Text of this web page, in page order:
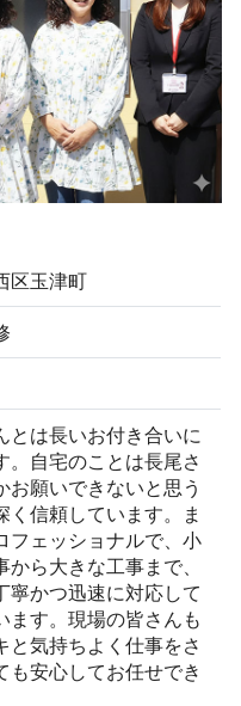
区玉津町
とは長いお付き合いに
。自宅のことは長尾さ
お願いできないと思う
く信頼しています。ま
フェッショナルで、小
から大きな工事まで、
寧かつ迅速に対応して
ます。現場の皆さんも
と気持ちよく仕事をさ
も安心してお任せでき